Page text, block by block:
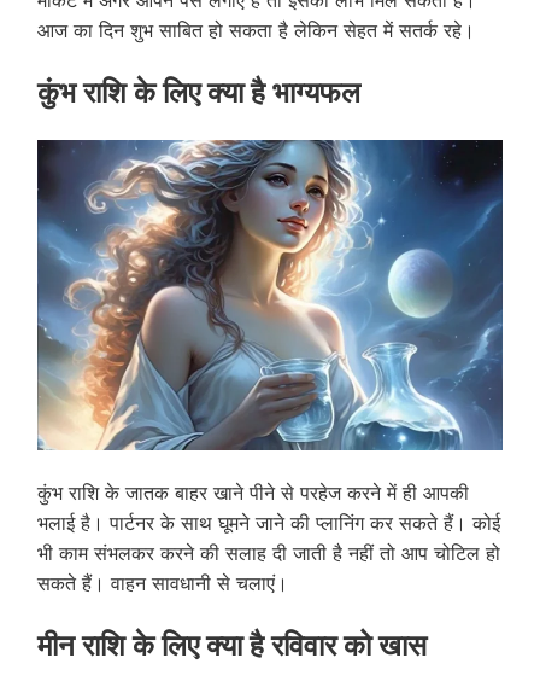
आज का दिन शुभ साबित हो सकता है लेकिन सेहत में सतर्क रहे।
कुंभ राशि के लिए क्या है भाग्यफल
कुंभ राशि के जातक बाहर खाने पीने से परहेज करने में ही आपकी
भलाई है। पार्टनर के साथ घूमने जाने की प्लानिंग कर सकते हैं। कोई
भी काम संभलकर करने की सलाह दी जाती है नहीं तो आप चोटिल हो
सकते हैं। वाहन सावधानी से चलाएं।
मीन राशि के लिए क्या है रविवार को खास